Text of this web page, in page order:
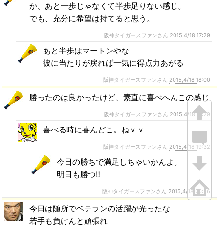
か、あと一歩じゃなくて半歩足りない感じ。
でも、充分に希望は持てると思う。
阪神タイガースファンさん 2015,4/18 17:29
あと半歩はマートンやな
彼に当たりが戻れば一気に得点力あがる
阪神タイガースファンさん 2015,4/18 18:00
勝ったのは良かったけど、素直に喜べへんこの感じ
阪神タイガースファンさん 2015,4/18 17:29
喜べる時に喜んどこ。ねｖｖ
阪神タイガースファンさん 2015,4/18 19:32
今日の勝ちで満足しちゃいかんよ。
明日も勝つ‼
阪神タイガースファンさん 2015,4/18 20:26
今日は随所でベテランの活躍が光ったな
若手も負けんと頑張れ